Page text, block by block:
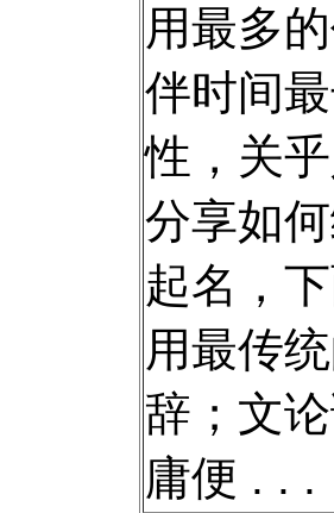
用最多
伴时间
性，关
分享如
起名，
用最传
辞；文
庸便 . . .